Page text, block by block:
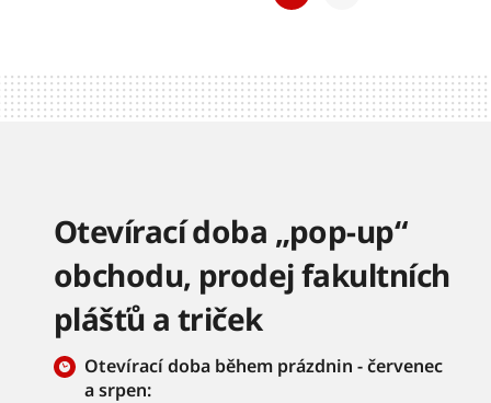
Otevírací doba „pop-up“
obchodu, prodej fakultních
plášťů a triček
Otevírací doba během prázdnin - červenec
a srpen: